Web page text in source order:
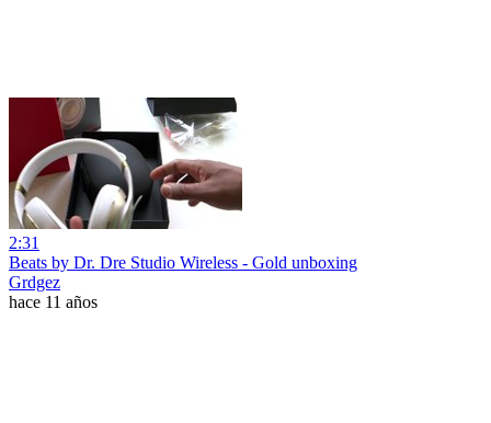
2:31
Beats by Dr. Dre Studio Wireless - Gold unboxing
Grdgez
hace 11 años